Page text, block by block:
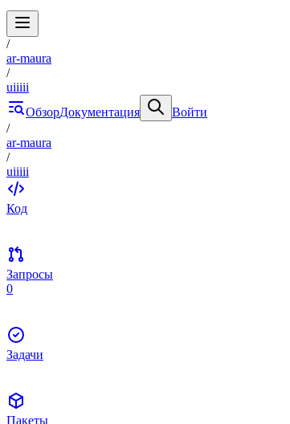
/
ar-maura
/
uiiiii
ОбзорДокументация
Войти
/
ar-maura
/
uiiiii
Код
Запросы
0
Задачи
Пакеты